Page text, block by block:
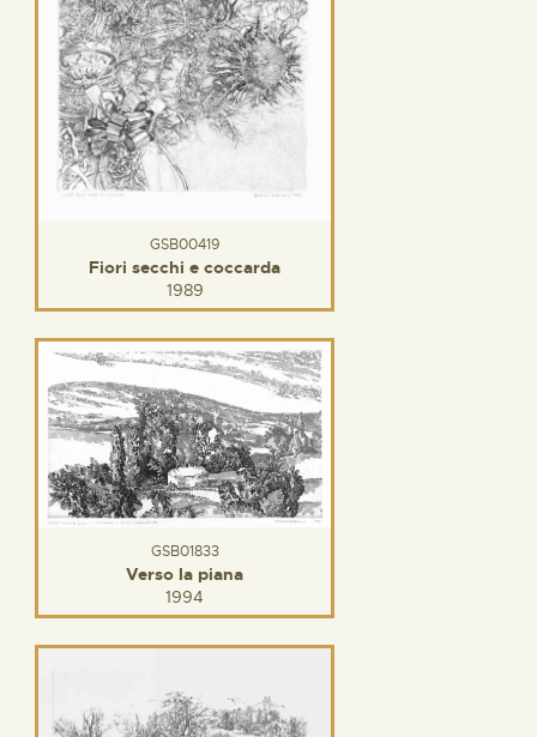
GSB00419
Fiori secchi e coccarda
1989
GSB01833
Verso la piana
1994